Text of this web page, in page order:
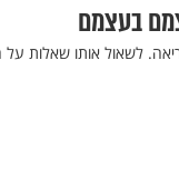
בעצמם
לשאול אותו שאלות